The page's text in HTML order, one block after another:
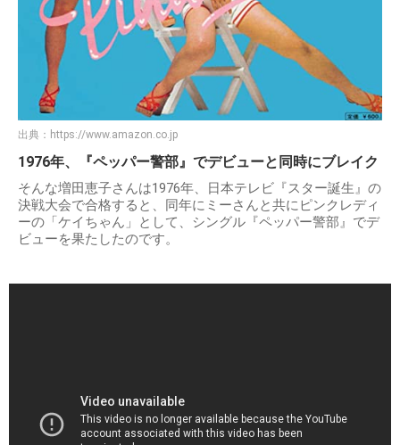
出典： https://www.amazon.co.jp
1976年、『ペッパー警部』でデビューと同時にブレイク
そんな増田恵子さんは1976年、日本テレビ『スター誕生』の
決戦大会で合格すると、同年にミーさんと共にピンクレディ
ーの「ケイちゃん」として、シングル『ペッパー警部』でデ
ビューを果たしたのです。